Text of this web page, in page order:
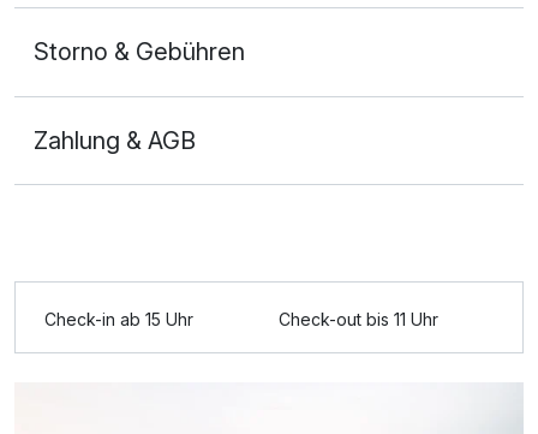
Storno & Gebühren
Zahlung & AGB
Check-in ab 15 Uhr Check-out bis 11 Uhr